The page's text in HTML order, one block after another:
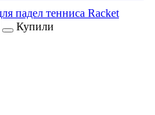
падел тенниса Racket
Купили